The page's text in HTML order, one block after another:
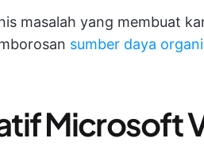
masalah yang membuat
sumber daya
Microsoft